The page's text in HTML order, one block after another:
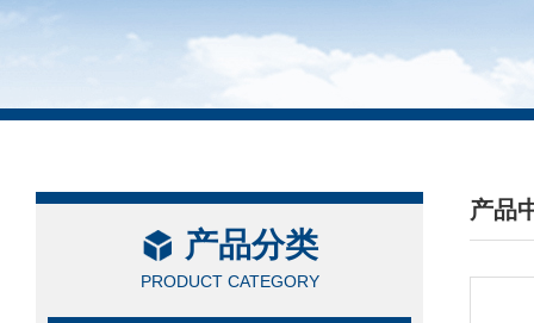
产品分类
PRODUCT CATEGORY
产品
/